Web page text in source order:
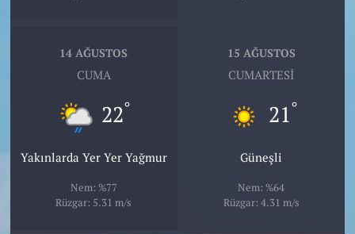
14 AĞUSTOS
CUMA
22°
Yakınlarda Yer Yer Yağmur
Nem: %77
Rüzgar: 5.31 m/s
15 AĞUSTOS
CUMARTESI
21°
Güneşli
Nem: %64
Rüzgar: 4.31 m/s